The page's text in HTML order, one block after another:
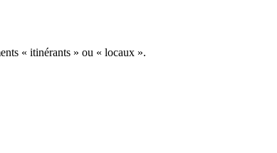
« itinérants » ou « locaux ».